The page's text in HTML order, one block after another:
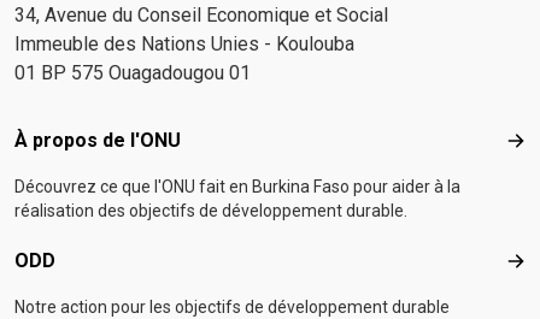
34, Avenue du Conseil Economique et Social
Immeuble des Nations Unies - Koulouba
01 BP 575 Ouagadougou 01
Footer menu
À propos de l'ONU À
Découvrez ce que l'ONU fait en Burkina Faso pour aider à la
réalisation des objectifs de développement durable.
ODD
Notre action pour les objectifs de développement durable